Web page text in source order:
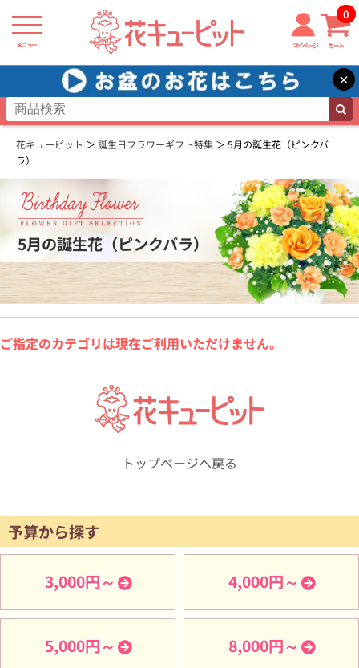
メニュー マイページ カート
0
×
花キューピット 誕生日フラワーギフト特集
5月の誕生花（ピンクバ
ラ）
5月の誕生花（ピンクバラ）
ご指定のカテゴリは現在ご利用いただけません。
トップページへ戻る
予算から探す
3,000円～ 4,000円～
5,000円～ 8,000円～